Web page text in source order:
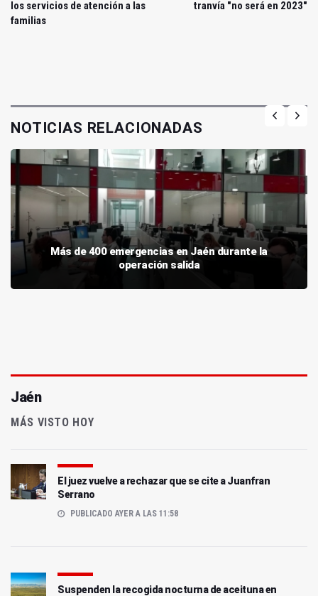
los servicios de atención a las
familias
tranvía "no será en 2023"
NOTICIAS RELACIONADAS
Más de 400 emergencias en Jaén durante la
operación salida
Jaén
MÁS VISTO HOY
El juez vuelve a rechazar que se cite a Juanfran
Serrano
PUBLICADO AYER A LAS 11:58
Suspenden la recogida nocturna de aceituna en